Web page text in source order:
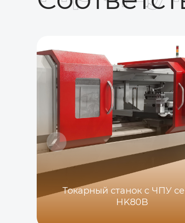
Токарный станок с ЧПУ
HK80B